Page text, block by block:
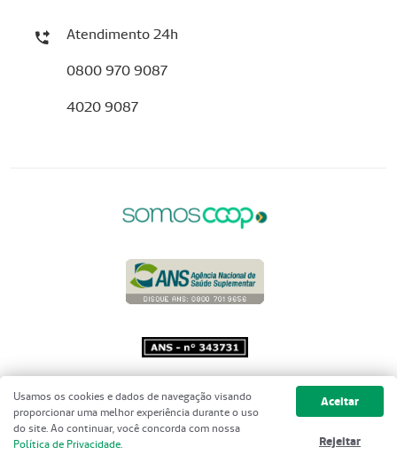
Atendimento 24h
0800 970 9087
4020 9087
Copyright 2001 - 2026 Unimed do
Brasil - Todos os direitos reservados
Usamos os cookies e dados de navegação visando
proporcionar uma melhor experiência durante o uso
do site. Ao continuar, você concorda com nossa
Política de Privacidade.
Aceitar
Rejeitar